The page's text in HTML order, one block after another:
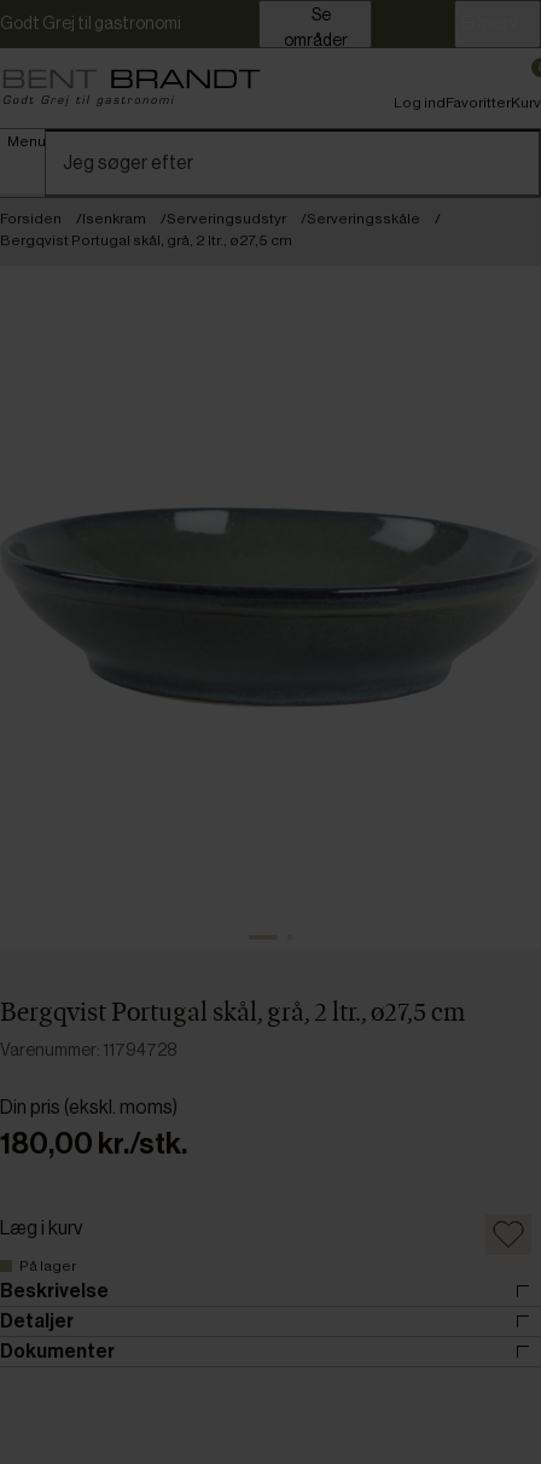
Godt Grej til gastronomi
områder
Menu
Log indFavoritterKurv
Forsiden Isenkram Serveringsudstyr
Serveringsskåle
Bergqvist Portugal skål, grå, 2 ltr., ø27,5 cm
Bergqvist Portugal skål, grå, 2 ltr., ø27,5 cm
Varenummer: 11794728
Din pris (ekskl. moms)
180,00 kr./stk.
Læg i kurv
På lager
Beskrivelse
Detaljer
Dokumenter